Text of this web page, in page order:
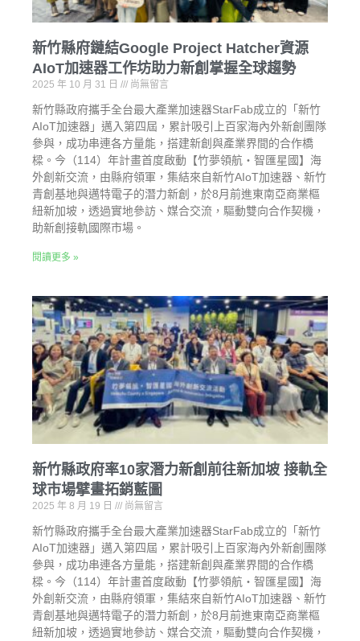
新竹縣府鏈結Google Project Hatcher資源
AIoT加速器工作坊助力新創掌握全球趨勢
2025 年 10 月 31 日 尚無留言
新竹縣政府攜手全台最大產業加速器StarFab成立的「新竹
AIoT加速器」邁入第四屆，累計吸引上百家海內外新創團隊
參與，成功串連各方量能，搭建新創與產業界間的合作橋
樑。今（114）年計畫首度啟動【竹夢領航・智匯星國】海
外創新交流，由縣府領軍，集結來自新竹AIoT加速器、新竹
青創基地與邁特電子的潛力新創，於8月前進東南亞商業樞
紐新加坡，透過實地參訪、媒合交流，驅動雙向合作契機，
助新創接軌國際市場。
閱讀更多 »
新竹縣政府率10家潛力新創前往新加坡 接軌全
球市場擘畫拓銷藍圖
2025 年 8 月 19 日 尚無留言
新竹縣政府攜手全台最大產業加速器StarFab成立的「新竹
AIoT加速器」邁入第四屆，累計吸引上百家海內外新創團隊
參與，成功串連各方量能，搭建新創與產業界間的合作橋
樑。今（114）年計畫首度啟動【竹夢領航・智匯星國】海
外創新交流，由縣府領軍，集結來自新竹AIoT加速器、新竹
青創基地與邁特電子的潛力新創，於8月前進東南亞商業樞
紐新加坡，透過實地參訪、媒合交流，驅動雙向合作契機，